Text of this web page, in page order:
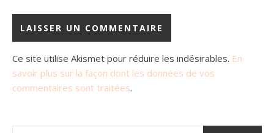
Ce site utilise Akismet pour réduire les indésirables. En
savoir plus sur la façon dont les données de vos
commentaires sont traitées.